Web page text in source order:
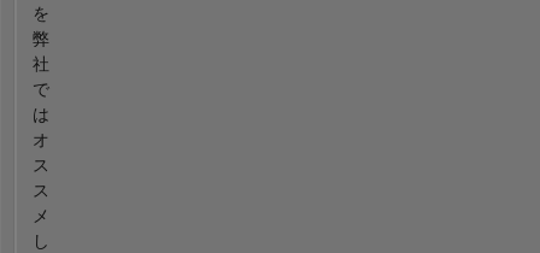
を
弊
社
で
は
オ
ス
ス
メ
し